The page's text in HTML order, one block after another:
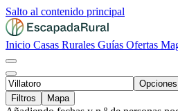
Salto al contenido principal
Inicio Casas Rurales Guías Ofertas
Filtros
Mapa